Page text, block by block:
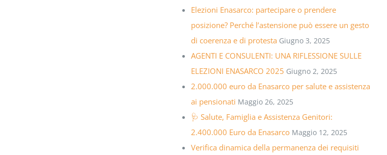
Elezioni Enasarco: partecipare o prendere
posizione? Perché l’astensione può essere un gesto
di coerenza e di protesta Giugno 3, 2025
AGENTI E CONSULENTI: UNA RIFLESSIONE SULLE
ELEZIONI ENASARCO 2025 Giugno 2, 2025
2.000.000 euro da Enasarco per salute e assistenza
ai pensionati Maggio 26, 2025
🩺 Salute, Famiglia e Assistenza Genitori:
2.400.000 Euro da Enasarco Maggio 12, 2025
Verifica dinamica della permanenza dei requisiti